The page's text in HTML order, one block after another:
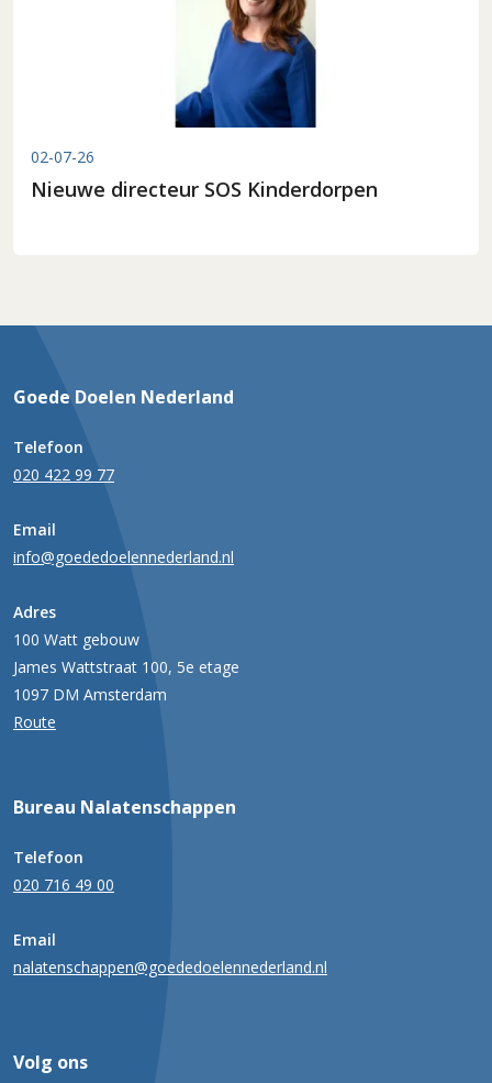
02-07-26
Nieuwe directeur SOS Kinderdorpen
Goede Doelen Nederland
Telefoon
020 422 99 77
Email
info@goededoelennederland.nl
Adres
100 Watt gebouw
James Wattstraat 100, 5e etage
1097 DM Amsterdam
Route
Bureau Nalatenschappen
Telefoon
020 716 49 00
Email
nalatenschappen@goededoelennederland.nl
Volg ons